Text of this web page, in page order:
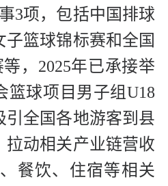
3项，包括中国排球
篮球锦标赛和全国
，2025年已承接举
篮球项目男子组U18
引全国各地游客到县
拉动相关产业链营收
餐饮、住宿等相关